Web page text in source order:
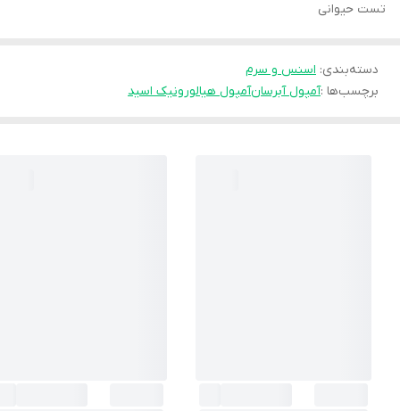
تست حیوانی
دسته‌بندی: اسنس و سرم
برچسب‌ها :آمپول آبرسانآمپول هیالورونیک اسید